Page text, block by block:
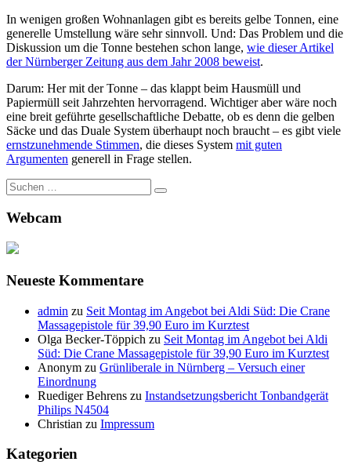
In wenigen großen Wohnanlagen gibt es bereits gelbe Tonnen, eine
generelle Umstellung wäre sehr sinnvoll. Und: Das Problem und die
Diskussion um die Tonne bestehen schon lange, wie dieser Artikel
der Nürnberger Zeitung aus dem Jahr 2008 beweist.
Darum: Her mit der Tonne – das klappt beim Hausmüll und
Papiermüll seit Jahrzehten hervorragend. Wichtiger aber wäre noch
eine breit geführte gesellschaftliche Debatte, ob es denn die gelben
Säcke und das Duale System überhaupt noch braucht – es gibt viele
ernstzunehmende Stimmen, die dieses System mit guten
Argumenten generell in Frage stellen.
Suche
nach:
Webcam
Neueste Kommentare
admin zu Seit Montag im Angebot bei Aldi Süd: Die Crane
Massagepistole für 39,90 Euro im Kurztest
Olga Becker-Töppich zu Seit Montag im Angebot bei Aldi
Süd: Die Crane Massagepistole für 39,90 Euro im Kurztest
Anonym zu Grünliberale in Nürnberg – Versuch einer
Einordnung
Ruediger Behrens zu Instandsetzungsbericht Tonbandgerät
Philips N4504
Christian zu Impressum
Kategorien